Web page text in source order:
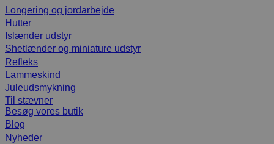
Longering og jordarbejde
Hutter
Islænder udstyr
Shetlænder og miniature udstyr
Refleks
Lammeskind
Juleudsmykning
Til stævner
Besøg vores butik
Blog
Nyheder